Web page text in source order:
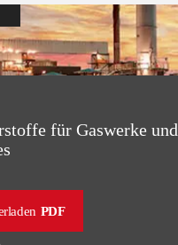
für Gaswerke und
PDF